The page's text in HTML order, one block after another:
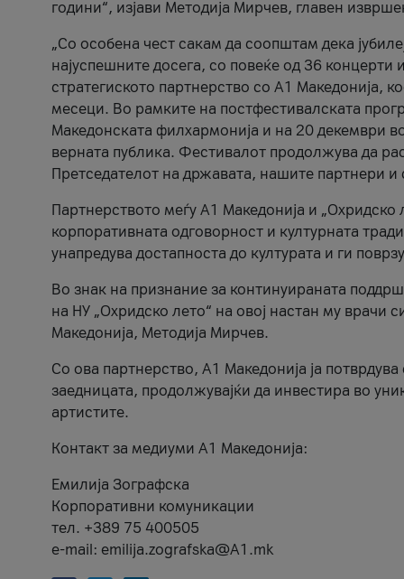
години“, изјави Методија Мирчев, главен
„Со особена чест сакам да соопштам дека
најуспешните досега, со повеќе од 36
стратегиското партнерство со А1 Македонија,
месеци. Во рамките на постфестивалската
Македонската филхармонија и на 20 декември
верната публика. Фестивалот продолжува да
Претседателот на државата, нашите партнери и
Партнерството меѓу A1 Македонија и
корпоративната одговорност и културната
унапредува достапноста до културата и ги
Во знак на признание за континуираната
на НУ „Охридско лето“ на овој настан му
Македонија, Методија Мирчев.
Со ова партнерство, A1 Македонија ја
заедницата, продолжувајќи да инвестира во
артистите.
Контакт за медиуми А1 Македонија:
Емилија Зографска
Корпоративни комуникации
тел. +389 75 400505
e-mail: emilija.zografska@A1.mk